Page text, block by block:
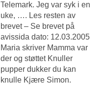
Telemark. Jeg var syk i en
uke, …. Les resten av
brevet – Se brevet på
avissida dato: 12.03.2005
Maria skriver Mamma var
der og støttet Knuller
pupper dukker du kan
knulle Kjære Simon.